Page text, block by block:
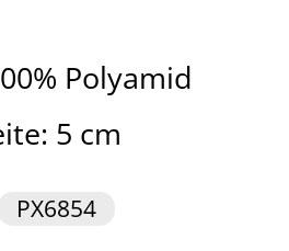
Polyamid
5 cm
PX6854